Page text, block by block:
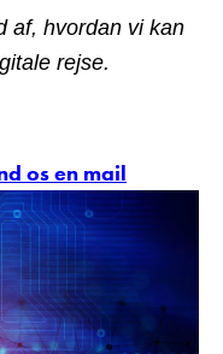
af, hvordan vi kan
rejse.
os en mail